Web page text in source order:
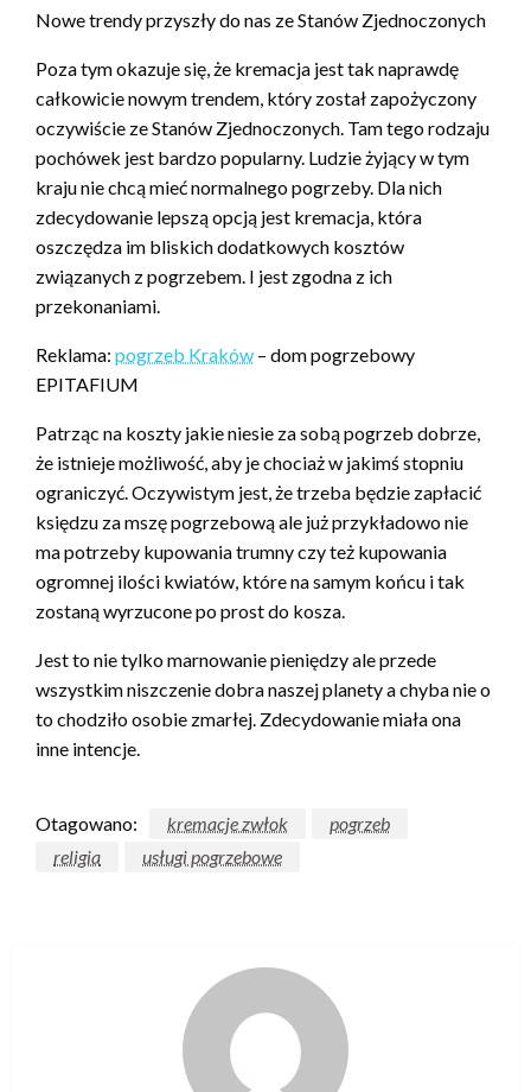
Nowe trendy przyszły do nas ze Stanów Zjednoczonych
Poza tym okazuje się, że kremacja jest tak naprawdę
całkowicie nowym trendem, który został zapożyczony
oczywiście ze Stanów Zjednoczonych. Tam tego rodzaju
pochówek jest bardzo popularny. Ludzie żyjący w tym
kraju nie chcą mieć normalnego pogrzeby. Dla nich
zdecydowanie lepszą opcją jest kremacja, która
oszczędza im bliskich dodatkowych kosztów
związanych z pogrzebem. I jest zgodna z ich
przekonaniami.
Reklama: pogrzeb Kraków – dom pogrzebowy
EPITAFIUM
Patrząc na koszty jakie niesie za sobą pogrzeb dobrze,
że istnieje możliwość, aby je chociaż w jakimś stopniu
ograniczyć. Oczywistym jest, że trzeba będzie zapłacić
księdzu za mszę pogrzebową ale już przykładowo nie
ma potrzeby kupowania trumny czy też kupowania
ogromnej ilości kwiatów, które na samym końcu i tak
zostaną wyrzucone po prost do kosza.
Jest to nie tylko marnowanie pieniędzy ale przede
wszystkim niszczenie dobra naszej planety a chyba nie o
to chodziło osobie zmarłej. Zdecydowanie miała ona
inne intencje.
Otagowano: kremacje zwłok
pogrzeb
religia
usługi pogrzebowe